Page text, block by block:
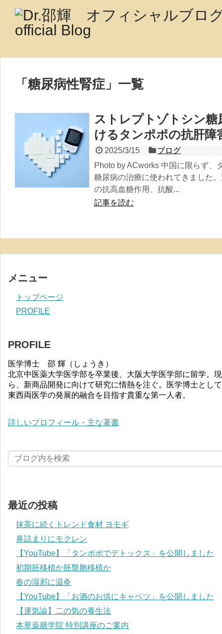
「 糖尿病性腎症 」 一覧
ストレプトゾトシン
けるタンポポの抗肝障
2025/3/15
ブログ
Photo by ACworks 中国に限らず、
糖尿病の治療に使われてきました
の抗高血糖作用、抗酸...
記事を読む
メニュー
トップページ
PROFILE
PROFILE
医学博士 邵 輝（しょうき）
北京中医薬大学医学部を卒業後、大阪大学医学部に留学。
ら、新商品開発に向けて研究に情熱を注ぐ。医学博士とし
東西両医学の発展的融合を目指す貴重な第一人者。
詳しいプロフィール・主な著書
最近の投稿
抹茶に続くトレンド食材 ヨモギ
鼻詰まりにモクレン
【YouTube】「タンポポでデトックス」を公開しました
初期胚移植か胚盤胞移植か
春の湿邪に温灸
【YouTube】「お酒のお供にキャベツ」を公開しました
【運気論】二の気の養生法
本草薬膳学院 特別講座のご案内